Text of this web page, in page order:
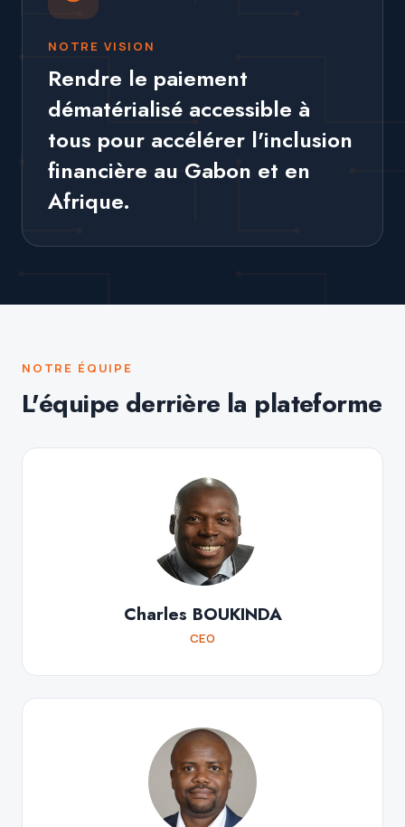
NOTRE VISION
Rendre le paiement
dématérialisé accessible à
tous pour accélérer l'inclusion
financière au Gabon et en
Afrique.
NOTRE ÉQUIPE
L'équipe derrière la plateforme
Charles BOUKINDA
CEO